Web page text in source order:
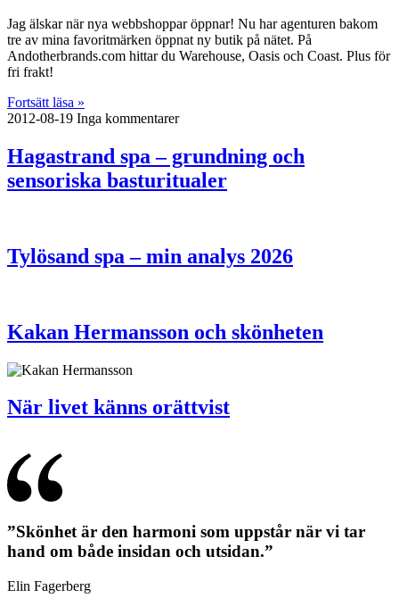
Jag älskar när nya webbshoppar öppnar! Nu har agenturen bakom
tre av mina favoritmärken öppnat ny butik på nätet. På
Andotherbrands.com hittar du Warehouse, Oasis och Coast. Plus för
fri frakt!
Fortsätt läsa »
2012-08-19 Inga kommentarer
Hagastrand spa – grundning och
sensoriska basturitualer
Tylösand spa – min analys 2026
Kakan Hermansson och skönheten
När livet känns orättvist
”Skönhet är den harmoni som uppstår när vi tar
hand om både insidan och utsidan.”
Elin Fagerberg